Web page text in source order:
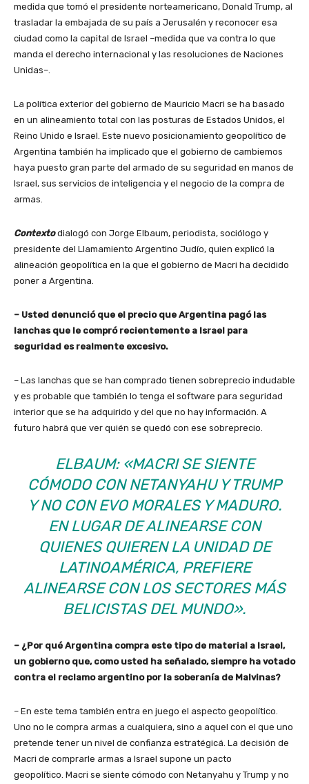
medida que tomó el presidente norteamericano, Donald Trump, al
trasladar la embajada de su país a Jerusalén y reconocer esa
ciudad como la capital de Israel –medida que va contra lo que
manda el derecho internacional y las resoluciones de Naciones
Unidas–.
La política exterior del gobierno de Mauricio Macri se ha basado
en un alineamiento total con las posturas de Estados Unidos, el
Reino Unido e Israel. Este nuevo posicionamiento geopolítico de
Argentina también ha implicado que el gobierno de cambiemos
haya puesto gran parte del armado de su seguridad en manos de
Israel, sus servicios de inteligencia y el negocio de la compra de
armas.
Contextodialogó con Jorge Elbaum, periodista, sociólogo y
presidente del Llamamiento Argentino Judío, quien explicó la
alineación geopolítica en la que el gobierno de Macri ha decidido
poner a Argentina.
– Usted denunció que el precio que Argentina pagó las
lanchas que le compró recientemente a Israel para
seguridad es realmente excesivo.
– Las lanchas que se han comprado tienen sobreprecio indudable
y es probable que también lo tenga el software para seguridad
interior que se ha adquirido y del que no hay información. A
futuro habrá que ver quién se quedó con ese sobreprecio.
ELBAUM: «MACRI SE SIENTE
CÓMODO CON NETANYAHU Y TRUMP
Y NO CON EVO MORALES Y MADURO.
EN LUGAR DE ALINEARSE CON
QUIENES QUIEREN LA UNIDAD DE
LATINOAMÉRICA, PREFIERE
ALINEARSE CON LOS SECTORES MÁS
BELICISTAS DEL MUNDO».
– ¿Por qué Argentina compra este tipo de material a Israel,
un gobierno que, como usted ha señalado, siempre ha votado
contra el reclamo argentino por la soberanía de Malvinas?
– En este tema también entra en juego el aspecto geopolítico.
Uno no le compra armas a cualquiera, sino a aquel con el que uno
pretende tener un nivel de confianza estratégicá. La decisión de
Macri de comprarle armas a Israel supone un pacto
geopolítico. Macri se siente cómodo con Netanyahu y Trump y no